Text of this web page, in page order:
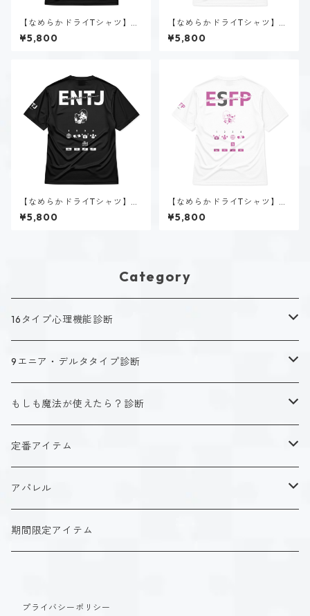
【なめらかドライTシャツ】速
瀬 美姫（ESTP）｜ブラック
¥5,800
【なめらかドライTシャツ】速
瀬 美姫（ESTP）｜ホワイト
¥5,800
【なめらかドライTシャツ】美
帝 クロエ（ENTJ）｜ブラック
¥5,800
【なめらかドライTシャツ】春
風 陽菜（ESFP）｜ホワイト
¥5,800
Category
16タイプ心理機能診断
キャラクタータイプ
ISTJ（新田 理央）
ISFJ（花園 明日香）
定番アイテム
アクリルストラップ
アクリルスタンド
9エニア・デルタタイプ診断
キャラクタータイプ
タイプ１-正す人
タイプ２-助ける人
ホーリーデザイン
ダークデザイン
定番アイテム
アクリルスタンド
もしも魔法が使えたら？診断
魔法スタイル
生命魔法~Vitality~
自然魔法~Elemental~
創造魔法~Genesis~
αシリーズ
βシリーズ
アクリルストラップ
定番アイテム
アクリルストラップ
アクリルスタンド
アパレル
Tシャツ
期間限定アイテム
プライバシーポリシー